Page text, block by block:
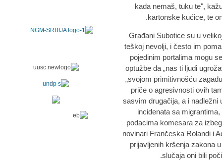
kada nemaš, tuku te",
kartonske kućice, te
Građani Subotice su u
teškoj nevolji, i često im
pojedinim portalima mogu
optužbe da „nas ti ljudi
„svojom primitivnošću
priče o agresivnosti ovih
sasvim drugačija, a i nadležni
incidenata sa
podacima komesara za
novinari Frančeska Rolandi i
prijavljenih kršenja zakona
slučaja oni bili